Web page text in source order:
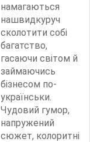
намагаються
нашвидкуруч
сколотити собі
багатство,
гасаючи світом й
займаючись
бізнесом по-
українськи.
Чудовий гумор,
напружений
сюжет, колоритні